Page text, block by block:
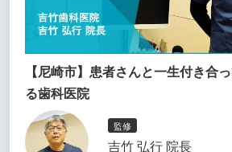
【尼崎市】患者さんと一生付き合
る歯科医院
監修
吉竹 弘行 院長